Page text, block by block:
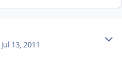
Jul 13, 2011